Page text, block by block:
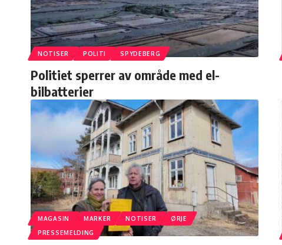
NOTISER POLITI SPYDEBERG
Politiet sperrer av område med el-
bilbatterier
MAGASIN MARKER NOTISER
ØRJE
PRESSEMELDING